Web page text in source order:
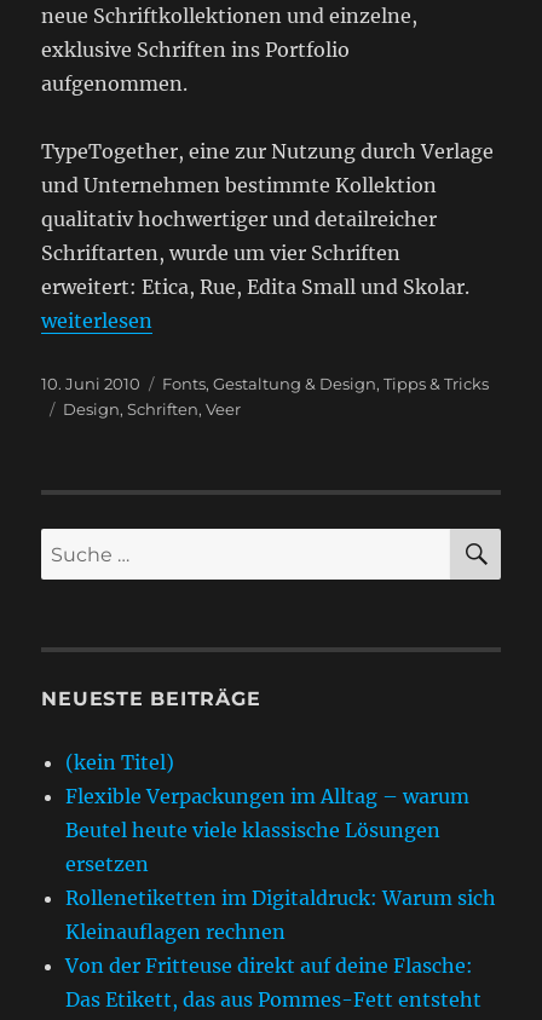
neue Schriftkollektionen und einzelne,
exklusive Schriften ins Portfolio
aufgenommen.
TypeTogether, eine zur Nutzung durch Verlage
und Unternehmen bestimmte Kollektion
qualitativ hochwertiger und detailreicher
Schriftarten, wurde um vier Schriften
erweitert: Etica, Rue, Edita Small und Skolar.
„Veröffentlichung neuer Schriftarten und
weiterlesen
Veröffentlicht
am
10. Juni 2010 Kategorien
Fonts,Gestaltung & Design,Tipps & Tricks
Schlagwörter
Design,Schriften,Veer
Suche
nach:
NEUESTE BEITRÄGE
(kein Titel)
Flexible Verpackungen im Alltag – warum
Beutel heute viele klassische Lösungen
ersetzen
Rollenetiketten im Digitaldruck: Warum sich
Kleinauflagen rechnen
Von der Fritteuse direkt auf deine Flasche:
Das Etikett, das aus Pommes-Fett entsteht